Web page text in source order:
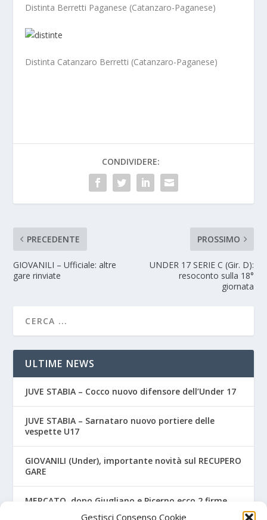
Gestisci Consenso Cookie
Distinta Berretti Paganese (Catanzaro-Paganese)
Distinta Catanzaro Berretti (Catanzaro-Paganese)
CONDIVIDERE:
PRECEDENTE
GIOVANILI – Ufficiale: altre
gare rinviate
PROSSIMO
UNDER 17 SERIE C (Gir. D):
resoconto sulla 18°
giornata
ULTIME NEWS
JUVE STABIA – Cocco nuovo difensore dell’Under 17
JUVE STABIA – Sarnataro nuovo portiere delle
vespette U17
GIOVANILI (Under), importante novità sul RECUPERO
GARE
MERCATO, dopo Giugliano e Picerno ecco 2 firme